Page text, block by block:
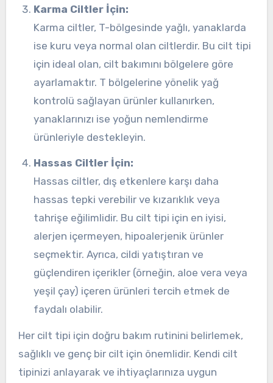
Karma Ciltler İçin:
Karma ciltler, T-bölgesinde yağlı, yanaklarda
ise kuru veya normal olan ciltlerdir. Bu cilt tipi
için ideal olan, cilt bakımını bölgelere göre
ayarlamaktır. T bölgelerine yönelik yağ
kontrolü sağlayan ürünler kullanırken,
yanaklarınızı ise yoğun nemlendirme
ürünleriyle destekleyin.
Hassas Ciltler İçin:
Hassas ciltler, dış etkenlere karşı daha
hassas tepki verebilir ve kızarıklık veya
tahrişe eğilimlidir. Bu cilt tipi için en iyisi,
alerjen içermeyen, hipoalerjenik ürünler
seçmektir. Ayrıca, cildi yatıştıran ve
güçlendiren içerikler (örneğin, aloe vera veya
yeşil çay) içeren ürünleri tercih etmek de
faydalı olabilir.
Her cilt tipi için doğru bakım rutinini belirlemek,
sağlıklı ve genç bir cilt için önemlidir. Kendi cilt
tipinizi anlayarak ve ihtiyaçlarınıza uygun